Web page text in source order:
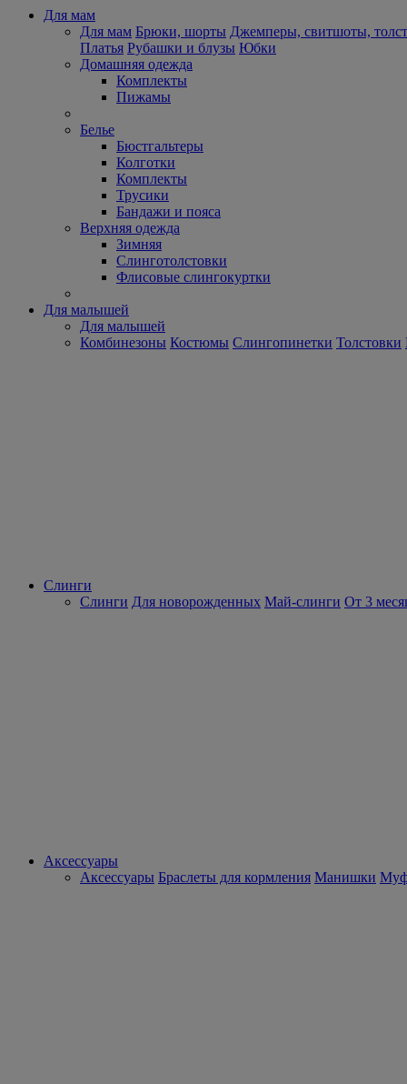
Для мам
Для мам Брюки, шорты Джемперы, свитшоты,
Платья Рубашки и блузы Юбки
Домашняя одежда
Комплекты
Пижамы
Белье
Бюстгальтеры
Колготки
Комплекты
Трусики
Бандажи и пояса
Верхняя одежда
Зимняя
Слинготолстовки
Флисовые слингокуртки
Для малышей
Для малышей
Комбинезоны Костюмы Слингопинетки Толстовки
Слинги
Слинги Для новорожденных Май-слинги От 3
Аксессуары
Аксессуары Браслеты для кормления Манишки